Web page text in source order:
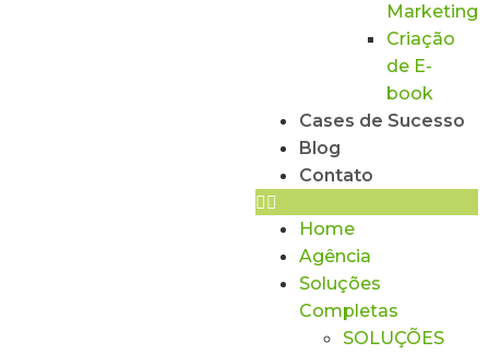
Marketing
Criação
de E-
book
Cases de Sucesso
Blog
Contato
Home
Agência
Soluções
Completas
SOLUÇÕES